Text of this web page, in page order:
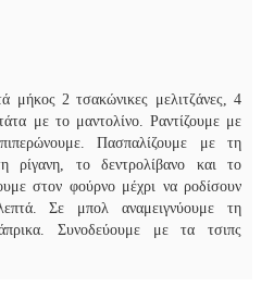
μήκος 2 τσακώνικες μελιτζάνες, 4
με το μαντολίνο. Ραντίζουμε με
Πασπαλίζουμε με τη
ρίγανη, το δεντρολίβανο και το
στον φούρνο μέχρι να ροδίσουν
Σε μπολ αναμειγνύουμε τη
Συνοδεύουμε με τα τσιπς